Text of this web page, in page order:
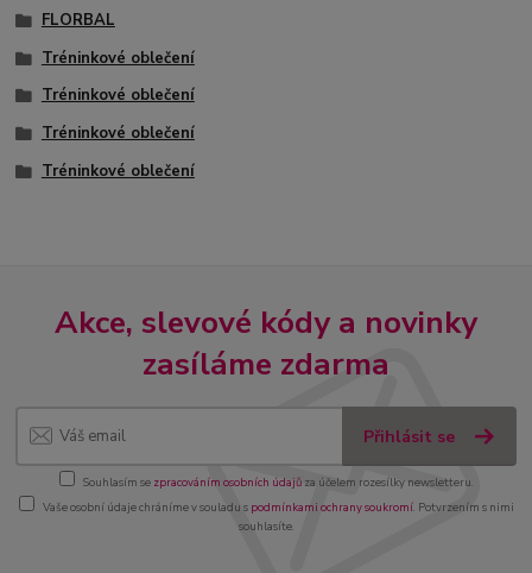
FLORBAL
Tréninkové oblečení
Tréninkové oblečení
Tréninkové oblečení
Tréninkové oblečení
Akce, slevové kódy a novinky
zasíláme zdarma
Přihlásit se
Souhlasím se zpracováním osobních údajůza účelem rozesílky newsletteru.
Vaše osobní údaje chráníme v souladu s podmínkami ochrany soukromí. Potvrzením s nimi
souhlasíte.